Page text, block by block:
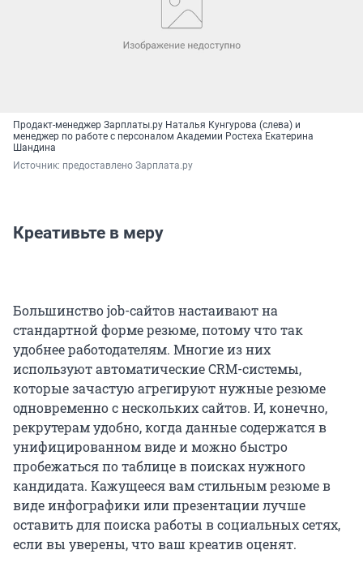
Продакт-менеджер Зарплаты.ру Наталья Кунгурова (слева) и
менеджер по работе с персоналом Академии Ростеха Екатерина
Шандина
Источник: предоставлено Зарплата.ру
Креативьте в меру
Большинство job-сайтов настаивают на
стандартной форме резюме, потому что так
удобнее работодателям. Многие из них
используют автоматические CRM-системы,
которые зачастую агрегируют нужные резюме
одновременно с нескольких сайтов. И, конечно,
рекрутерам удобно, когда данные содержатся в
унифицированном виде и можно быстро
пробежаться по таблице в поисках нужного
кандидата. Кажущееся вам стильным резюме в
виде инфографики или презентации лучше
оставить для поиска работы в социальных сетях,
если вы уверены, что ваш креатив оценят.